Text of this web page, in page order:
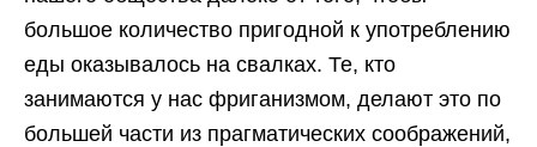
большое количество пригодной к употреблению
еды оказывалось на свалках. Те, кто
занимаются у нас фриганизмом, делают это по
большей части из прагматических соображений,